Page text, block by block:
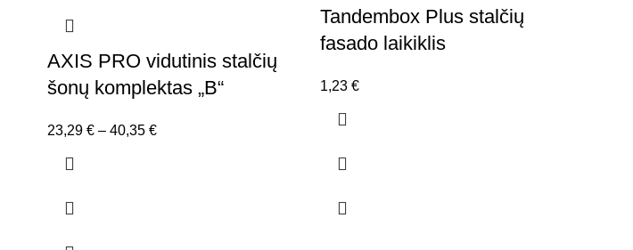
AXIS PRO vidutinis stalčių
šonų komplektas „B“
23,29 € – 40,35 €Price
Tandembox Plus stalčių
fasado laikiklis
1,23 €